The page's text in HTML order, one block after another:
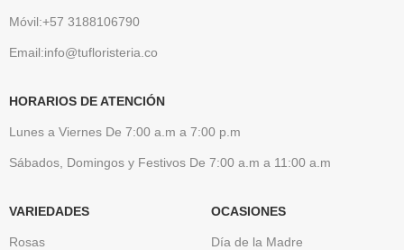
Móvil:+57 3188106790
Email:info@tufloristeria.co
HORARIOS DE ATENCIÓN
Lunes a Viernes De 7:00 a.m a 7:00 p.m
Sábados, Domingos y Festivos De 7:00 a.m a 11:00 a.m
VARIEDADES
Rosas
OCASIONES
Día de la Madre